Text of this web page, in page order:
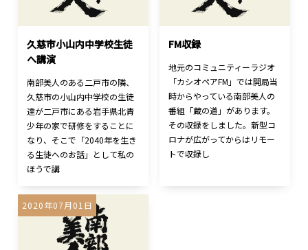
久慈市小山内中学校生徒
へ講演
南部美人のある二戸市の隣、
久慈市の小山内中学校の生徒
達が二戸市にある岩手県北青
少年の家で研修をすることに
なり、そこで「2040年を生き
る生徒へのお話」として私の
ほうで講
FM収録
地元のコミュニティーラジオ
「カシオペアFM」では開局当
時からやっている南部美人の
番組「蔵の道」があります。
その収録をしました。新型コ
ロナが広がってからはリモー
トで収録し
2020年07月01日